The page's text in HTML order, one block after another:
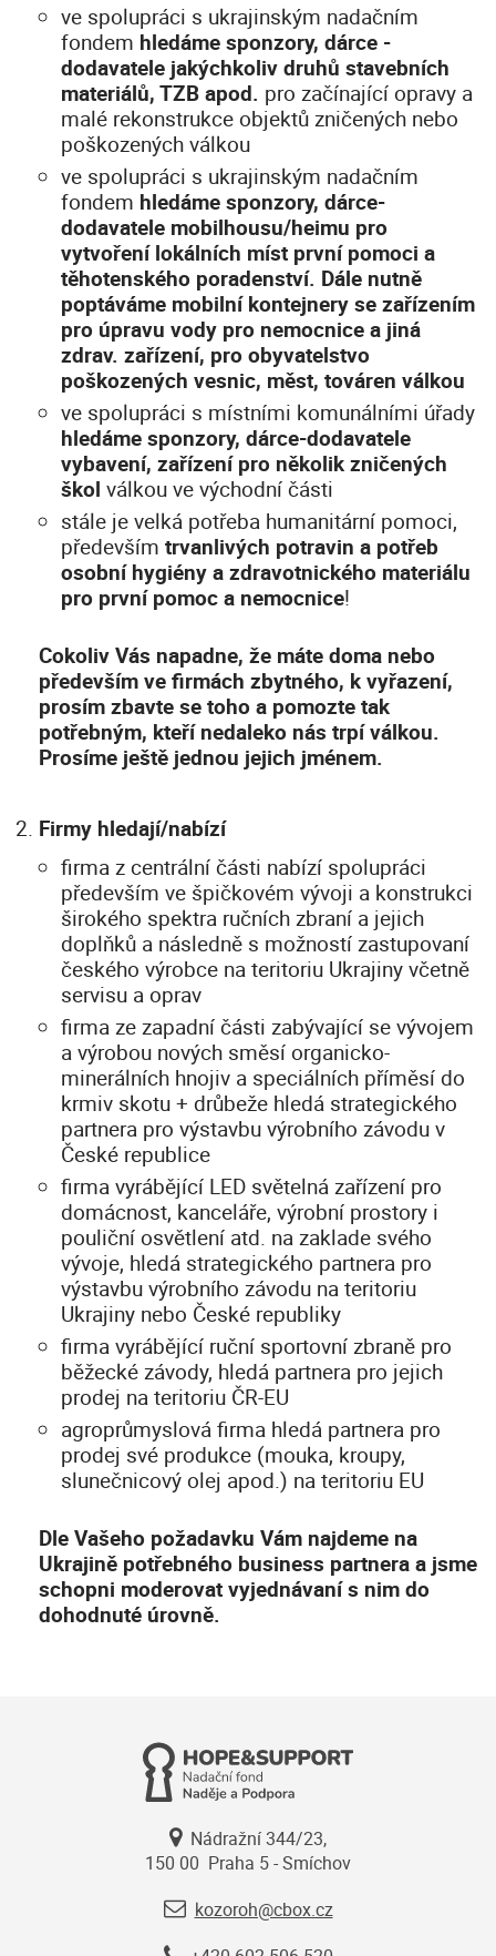
ve spolupráci s ukrajinským nadačním
fondem hledáme sponzory, dárce -
dodavatele jakýchkoliv druhů stavebních
materiálů, TZB apod. pro začínající opravy a
malé rekonstrukce objektů zničených nebo
poškozených válkou
ve spolupráci s ukrajinským nadačním
fondem hledáme sponzory, dárce-
dodavatele mobilhousu/heimu pro
vytvoření lokálních míst první pomoci a
těhotenského poradenství. Dále nutně
poptáváme mobilní kontejnery se zařízením
pro úpravu vody pro nemocnice a jiná
zdrav. zařízení, pro obyvatelstvo
poškozených vesnic, měst, továren válkou
ve spolupráci s místními komunálními úřady
hledáme sponzory, dárce-dodavatele
vybavení, zařízení pro několik zničených
škol válkou ve východní části
stále je velká potřeba humanitární pomoci,
především trvanlivých potravin a potřeb
osobní hygiény a zdravotnického materiálu
pro první pomoc a nemocnice!
Cokoliv Vás napadne, že máte doma nebo
především ve firmách zbytného, k vyřazení,
prosím zbavte se toho a pomozte tak
potřebným, kteří nedaleko nás trpí válkou.
Prosíme ještě jednou jejich jménem.
Firmy hledají/nabízí
firma z centrální části nabízí spolupráci
především ve špičkovém vývoji a konstrukci
širokého spektra ručních zbraní a jejich
doplňků a následně s možností zastupovaní
českého výrobce na teritoriu Ukrajiny včetně
servisu a oprav
firma ze zapadní části zabývající se vývojem
a výrobou nových směsí organicko-
minerálních hnojiv a speciálních příměsí do
krmiv skotu + drůbeže hledá strategického
partnera pro výstavbu výrobního závodu v
České republice
firma vyrábějící LED světelná zařízení pro
domácnost, kanceláře, výrobní prostory i
pouliční osvětlení atd. na zaklade svého
vývoje, hledá strategického partnera pro
výstavbu výrobního závodu na teritoriu
Ukrajiny nebo České republiky
firma vyrábějící ruční sportovní zbraně pro
běžecké závody, hledá partnera pro jejich
prodej na teritoriu ČR-EU
agroprůmyslová firma hledá partnera pro
prodej své produkce (mouka, kroupy,
slunečnicový olej apod.) na teritoriu EU
Dle Vašeho požadavku Vám najdeme na
Ukrajině potřebného business partnera a jsme
schopni moderovat vyjednávaní s nim do
dohodnuté úrovně.
Nádražní 344/23,
150 00 Praha 5 - Smíchov
kozoroh@cbox.cz